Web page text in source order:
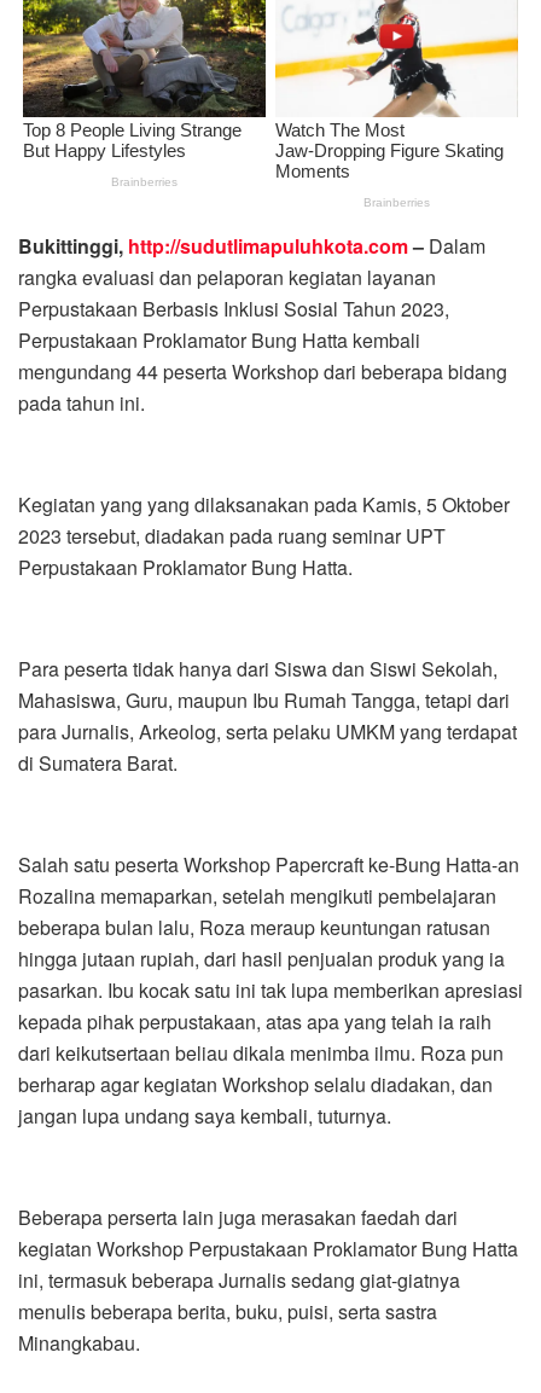
Bukittinggi, http://sudutlimapuluhkota.com– Dalam
rangka evaluasi dan pelaporan kegiatan layanan
Perpustakaan Berbasis Inklusi Sosial Tahun 2023,
Perpustakaan Proklamator Bung Hatta kembali
mengundang 44 peserta Workshop dari beberapa bidang
pada tahun ini.
Kegiatan yang yang dilaksanakan pada Kamis, 5 Oktober
2023 tersebut, diadakan pada ruang seminar UPT
Perpustakaan Proklamator Bung Hatta.
Para peserta tidak hanya dari Siswa dan Siswi Sekolah,
Mahasiswa, Guru, maupun Ibu Rumah Tangga, tetapi dari
para Jurnalis, Arkeolog, serta pelaku UMKM yang terdapat
di Sumatera Barat.
Salah satu peserta Workshop Papercraft ke-Bung Hatta-an
Rozalina memaparkan, setelah mengikuti pembelajaran
beberapa bulan lalu, Roza meraup keuntungan ratusan
hingga jutaan rupiah, dari hasil penjualan produk yang ia
pasarkan. Ibu kocak satu ini tak lupa memberikan apresiasi
kepada pihak perpustakaan, atas apa yang telah ia raih
dari keikutsertaan beliau dikala menimba ilmu. Roza pun
berharap agar kegiatan Workshop selalu diadakan, dan
jangan lupa undang saya kembali, tuturnya.
Beberapa perserta lain juga merasakan faedah dari
kegiatan Workshop Perpustakaan Proklamator Bung Hatta
ini, termasuk beberapa Jurnalis sedang giat-giatnya
menulis beberapa berita, buku, puisi, serta sastra
Minangkabau.